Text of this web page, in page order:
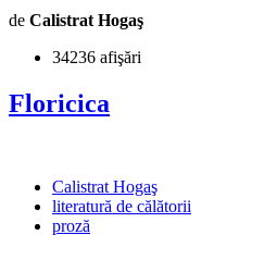
de Calistrat Hogaş
34236 afişări
Floricica
Calistrat Hogaş
literatură de călătorii
proză